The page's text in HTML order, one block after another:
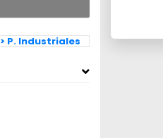
> P. Industriales